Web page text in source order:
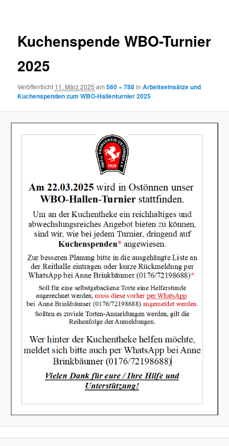
Kuchenspende WBO-Turnier
2025
Veröffentlicht 11. März 2025 am560 × 788inArbeitseinsätze und
Kuchenspenden zum WBO-Hallenturnier 2025